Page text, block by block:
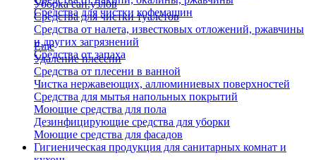
Средства для чистки кофемашин
Уборка сан.узлов
Средства для чистки туалетов
Средства от налета, известковых отложений, ржавчины
и других загрязнений
Средства от запаха
Еще
Удаление плесени
Средства от плесени в ванной
Чистка нержавеющих, аллюминиевых поверхностей
Средства для мытья напольных покрытий
Моющие средства для пола
Дезинфицирующие средства для уборки
Моющие средства для фасадов
Гигиеническая продукция для санитарных комнат и